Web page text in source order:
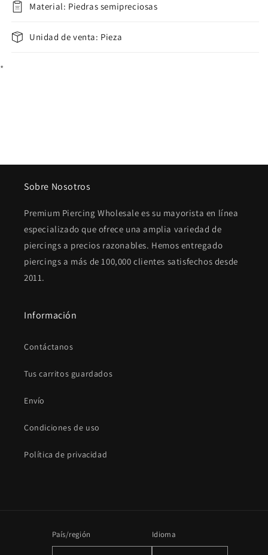
Material: Piedras semipreciosas
Unidad de venta: Pieza
*
Sobre Nosotros
Premium Piercing Wholesale es su mayorista en línea
especializado que ofrece una amplia variedad de
piercings a precios razonables. Hemos entregado
piercings a más de 100,000 clientes satisfechos desde
2011.
Información
Contáctanos
Tus carritos guardados
Envío
Condiciones de uso
Política de privacidad
País/región Idioma